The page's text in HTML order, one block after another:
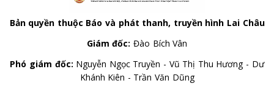
Bản quyền thuộc Báo và phát thanh, truyền hình Lai Châu
Giám đốc: Đào Bích Vân
Phó giám đốc: Nguyễn Ngọc Truyền - Vũ Thị Thu Hương - Dư
Khánh Kiên - Trần Văn Dũng